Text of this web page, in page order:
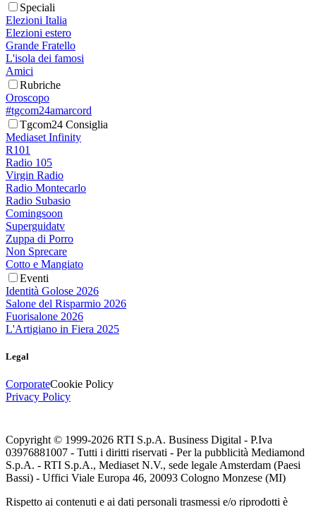
Speciali
Elezioni Italia
Elezioni estero
Grande Fratello
L'isola dei famosi
Amici
Rubriche
Oroscopo
#tgcom24amarcord
Tgcom24 Consiglia
Mediaset Infinity
R101
Radio 105
Virgin Radio
Radio Montecarlo
Radio Subasio
Comingsoon
Superguidatv
Zuppa di Porro
Non Sprecare
Cotto e Mangiato
Eventi
Identità Golose 2026
Salone del Risparmio 2026
Fuorisalone 2026
L'Artigiano in Fiera 2025
Legal
CorporateCookie Policy
Privacy Policy
Copyright © 1999-2026 RTI S.p.A. Business Digital - P.Iva
03976881007 - Tutti i diritti riservati - Per la pubblicità Mediamond
S.p.A. - RTI S.p.A., Mediaset N.V., sede legale Amsterdam (Paesi
Bassi) - Uffici Viale Europa 46, 20093 Cologno Monzese (MI)
Rispetto ai contenuti e ai dati personali trasmessi e/o riprodotti è